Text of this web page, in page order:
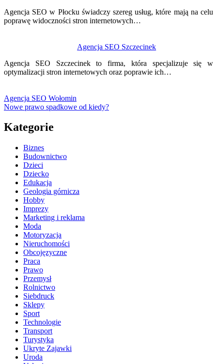
Agencja SEO w Płocku świadczy szereg usług, które mają na celu
poprawę widoczności stron internetowych…
Agencja SEO Szczecinek
Agencja SEO Szczecinek to firma, która specjalizuje się w
optymalizacji stron internetowych oraz poprawie ich…
Agencja SEO Wołomin
Nowe prawo spadkowe od kiedy?
Kategorie
Biznes
Budownictwo
Dzieci
Dziecko
Edukacja
Geologia górnicza
Hobby
Imprezy
Marketing i reklama
Moda
Motoryzacja
Nieruchomości
Obcojęzyczne
Praca
Prawo
Przemysł
Rolnictwo
Siebdruck
Sklepy
Sport
Technologie
Transport
Turystyka
Ukryte Zajawki
Uroda